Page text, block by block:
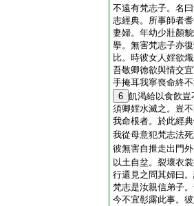
不遠有梵志子。名
志經典。所事師者
妻婦。年幼少壯顏
擧。無害梵志子亦
比。時彼女人婬欲
吾敬卿徳欲與情交
手掩耳我寧喪命終
6 飢渇給以食飮
須卿婬水滅之。豈
我命根者。於此經
我從母意犯梵志法
彼無害自抴走出門
以土自坌。裂壞衣
行還見之問其婦曰
梵志是汝親信弟子
今不宜彰露此事。